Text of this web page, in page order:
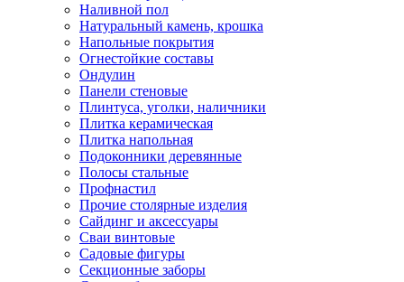
Наливной пол
Натуральный камень, крошка
Напольные покрытия
Огнестойкие составы
Ондулин
Панели стеновые
Плинтуса, уголки, наличники
Плитка керамическая
Плитка напольная
Подоконники деревянные
Полосы стальные
Профнастил
Прочие столярные изделия
Сайдинг и аксессуары
Сваи винтовые
Садовые фигуры
Секционные заборы